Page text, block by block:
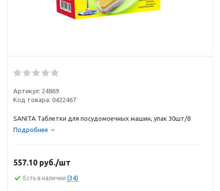
Артикул: 24869
Код товара: 0422467
SANITA Таблетки для посудомоечных машин, упак 30шт/8
Подробнее
557.10 руб./шт
Есть в наличии (34)